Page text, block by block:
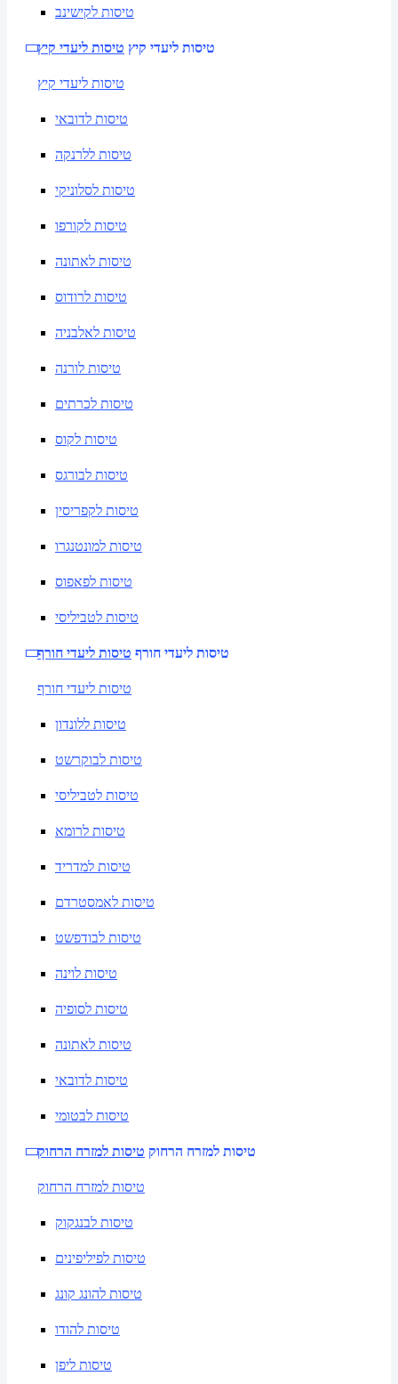
טיסות לקישינב
טיסות ליעדי קיץ טיסות ליעדי קיץ
טיסות ליעדי קיץ
טיסות לדובאי
טיסות ללרנקה
טיסות לסלוניקי
טיסות לקורפו
טיסות לאתונה
טיסות לרודוס
טיסות לאלבניה
טיסות לורנה
טיסות לכרתים
טיסות לקוס
טיסות לבורגס
טיסות לקפריסין
טיסות למונטנגרו
טיסות לפאפוס
טיסות לטביליסי
טיסות ליעדי חורף טיסות ליעדי חורף
טיסות ליעדי חורף
טיסות ללונדון
טיסות לבוקרשט
טיסות לטביליסי
טיסות לרומא
טיסות למדריד
טיסות לאמסטרדם
טיסות לבודפשט
טיסות לוינה
טיסות לסופיה
טיסות לאתונה
טיסות לדובאי
טיסות לבטומי
טיסות למזרח הרחוק טיסות למזרח הרחוק
טיסות למזרח הרחוק
טיסות לבנגקוק
טיסות לפיליפינים
טיסות להונג קונג
טיסות להודו
טיסות ליפן